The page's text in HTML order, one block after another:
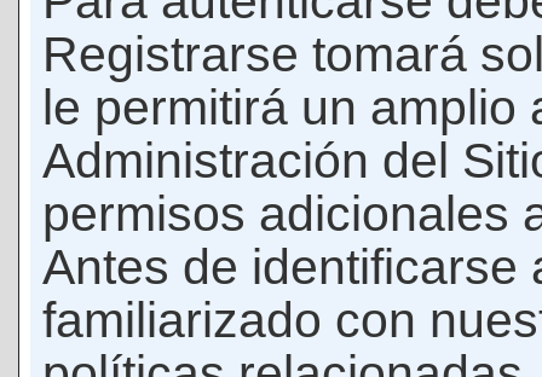
Registrarse tomará
le permitirá un amplio
Administración del
permisos adicionales
Antes de identificarse
familiarizado con